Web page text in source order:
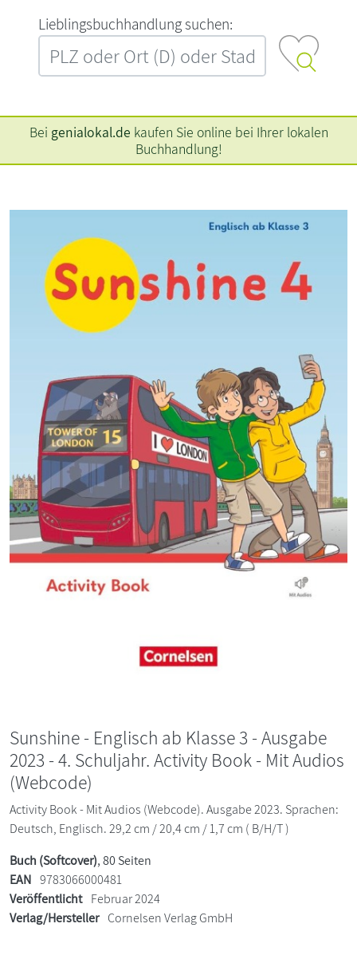
L‍i‍e‍b‍l‍i‍n‍g‍s‍b‍u‍c‍h‍h‍a‍n‍d‍l‍u‍n‍g‍ ‍s‍u‍c‍h‍e‍n‍:‍
Bei genialokal.de kaufen Sie online bei Ihrer lokalen
Buchhandlung!
Sunshine - Englisch ab Klasse 3 - Ausgabe
2023 - 4. Schuljahr. Activity Book - Mit Audios
(Webcode)
Activity Book - Mit Audios (Webcode). Ausgabe 2023. Sprachen:
Deutsch, Englisch. 29,2 cm / 20,4 cm / 1,7 cm ( B/H/T )
Buch (Softcover), 80 Seiten
EAN 9783066000481
Veröffentlicht Februar 2024
Verlag/Hersteller Cornelsen Verlag GmbH